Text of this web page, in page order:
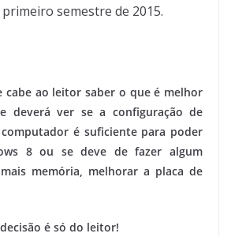
semestre de 2015.
cabe ao leitor saber o que é melhor
deverá ver se a configuração de
é suficiente para poder
8 ou se deve de fazer algum
memória, melhorar a placa de
é só do leitor!